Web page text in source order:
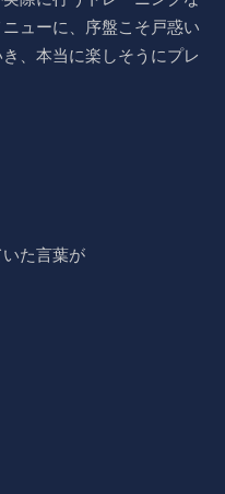
ューに、序盤こそ戸惑い
、本当に楽しそうにプレ
た言葉が